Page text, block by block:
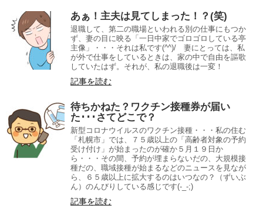
あぁ！主夫は見てしまった！？(笑)
退職して、第二の職場といわれる別の仕事にもつか
ず、妻の目に映る「一日中家でゴロゴロしている亭
主像」・・・それは私です(^^)/ 妻にとっては、私
が外で仕事をしているときは、家の中で自由を謳歌
していたはず。それが、私の退職後は一変！
記事を読む
待ちかねた？ワクチン接種券が届い
た･･･さてどこで？
新型コロナウイルスのワクチン接種・・・私の住む
「札幌市」では、７５歳以上の「高齢者対象の予約
受け付け」が始まったのが確か５月１９日か
ら・・・その間、予約が埋まらないだの、大規模接
種だの、職域接種が始まるなどのニュースを見なが
ら、６５歳以上に拡大するのはいつなの？（ずいぶ
ん）のんびりしている感じです(-_-;)
記事を読む